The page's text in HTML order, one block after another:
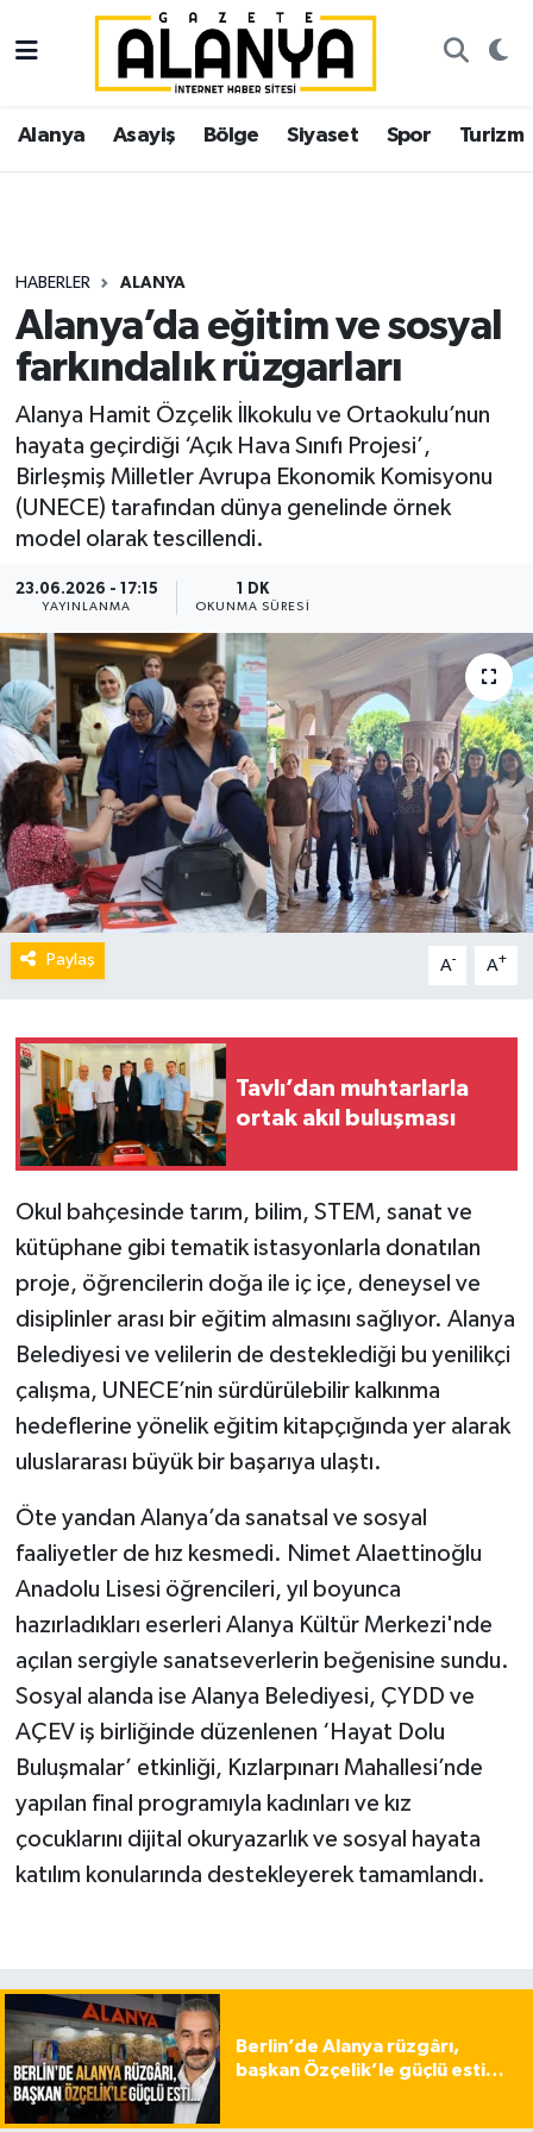
Alanya Asayiş Bölge Siyaset Spor Turizm
HABERLER ALANYA
Alanya’da eğitim ve sosyal
farkındalık rüzgarları
Alanya Hamit Özçelik İlkokulu ve Ortaokulu’nun
hayata geçirdiği ‘Açık Hava Sınıfı Projesi’,
Birleşmiş Milletler Avrupa Ekonomik Komisyonu
(UNECE) tarafından dünya genelinde örnek
model olarak tescillendi.
23.06.2026 - 17:15
YAYINLANMA
1 DK
OKUNMA SÜRESI
Paylaş A- A+
Tavlı’dan muhtarlarla
ortak akıl buluşması
Okul bahçesinde tarım, bilim, STEM, sanat ve
kütüphane gibi tematik istasyonlarla donatılan
proje, öğrencilerin doğa ile iç içe, deneysel ve
disiplinler arası bir eğitim almasını sağlıyor. Alanya
Belediyesi ve velilerin de desteklediği bu yenilikçi
çalışma, UNECE’nin sürdürülebilir kalkınma
hedeflerine yönelik eğitim kitapçığında yer alarak
uluslararası büyük bir başarıya ulaştı.
Öte yandan Alanya’da sanatsal ve sosyal
faaliyetler de hız kesmedi. Nimet Alaettinoğlu
Anadolu Lisesi öğrencileri, yıl boyunca
hazırladıkları eserleri Alanya Kültür Merkezi'nde
açılan sergiyle sanatseverlerin beğenisine sundu.
Sosyal alanda ise Alanya Belediyesi, ÇYDD ve
AÇEV iş birliğinde düzenlenen ‘Hayat Dolu
Buluşmalar’ etkinliği, Kızlarpınarı Mahallesi’nde
yapılan final programıyla kadınları ve kız
çocuklarını dijital okuryazarlık ve sosyal hayata
katılım konularında destekleyerek tamamlandı.
Berlin’de Alanya rüzgârı,
başkan Özçelik’le güçlü esti…
Alanya
Asayiş
Siyaset
Spor
Ekonomi
Gazipaşa
İstanbul Nöbetçi Eczaneler
İstanbul Hava Durumu
Süper Lig Puan Durumu ve Fikstür
Tüm Manşetler
Haber Arşivi